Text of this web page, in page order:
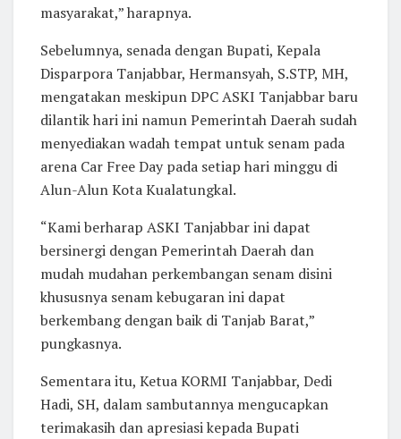
masyarakat,” harapnya.
Sebelumnya, senada dengan Bupati, Kepala
Disparpora Tanjabbar, Hermansyah, S.STP, MH,
mengatakan meskipun DPC ASKI Tanjabbar baru
dilantik hari ini namun Pemerintah Daerah sudah
menyediakan wadah tempat untuk senam pada
arena Car Free Day pada setiap hari minggu di
Alun-Alun Kota Kualatungkal.
“Kami berharap ASKI Tanjabbar ini dapat
bersinergi dengan Pemerintah Daerah dan
mudah mudahan perkembangan senam disini
khususnya senam kebugaran ini dapat
berkembang dengan baik di Tanjab Barat,”
pungkasnya.
Sementara itu, Ketua KORMI Tanjabbar, Dedi
Hadi, SH, dalam sambutannya mengucapkan
terimakasih dan apresiasi kepada Bupati